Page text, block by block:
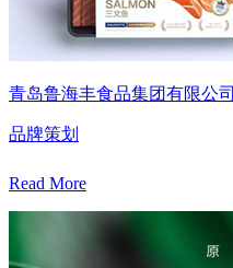
青岛鲁海丰食品集团有限公司
品牌策划
Read More